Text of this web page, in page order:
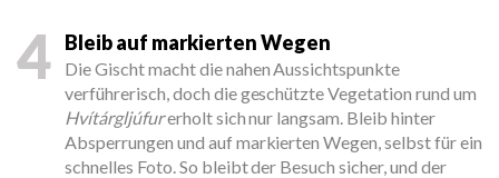
4 Bleib auf markierten Wegen
Die Gischt macht die nahen Aussichtspunkte
verführerisch, doch die geschützte Vegetation rund um
Hvítárgljúfurerholt sich nur langsam. Bleib hinter
Absperrungen und auf markierten Wegen, selbst für ein
schnelles Foto. So bleibt der Besuch sicher, und der